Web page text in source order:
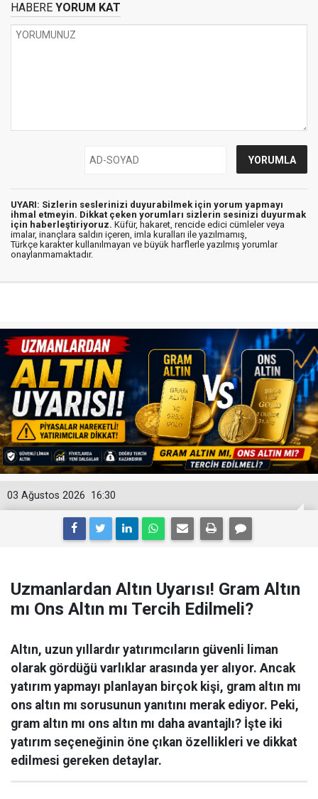
HABERE YORUM KAT
UYARI: Sizlerin seslerinizi duyurabilmek için yorum yapmayı
ihmal etmeyin. Dikkat çeken yorumları sizlerin sesinizi duyurmak
için haberleştiriyoruz. Küfür, hakaret, rencide edici cümleler veya
imalar, inançlara saldırı içeren, imla kuralları ile yazılmamış,
Türkçe karakter kullanılmayan ve büyük harflerle yazılmış yorumlar
onaylanmamaktadır.
16:30
03 Ağustos 2026
Uzmanlardan Altın Uyarısı! Gram Altın
mı Ons Altın mı Tercih Edilmeli?
Altın, uzun yıllardır yatırımcıların güvenli liman
olarak gördüğü varlıklar arasında yer alıyor. Ancak
yatırım yapmayı planlayan birçok kişi, gram altın mı
ons altın mı sorusunun yanıtını merak ediyor. Peki,
gram altın mı ons altın mı daha avantajlı? İşte iki
yatırım seçeneğinin öne çıkan özellikleri ve dikkat
edilmesi gereken detaylar.